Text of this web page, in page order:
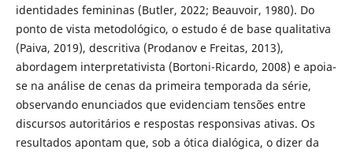
identidades femininas (Butler, 2022; Beauvoir, 1980). Do
ponto de vista metodológico, o estudo é de base qualitativa
(Paiva, 2019), descritiva (Prodanov e Freitas, 2013),
abordagem interpretativista (Bortoni-Ricardo, 2008) e apoia-
se na análise de cenas da primeira temporada da série,
observando enunciados que evidenciam tensões entre
discursos autoritários e respostas responsivas ativas. Os
resultados apontam que, sob a ótica dialógica, o dizer da